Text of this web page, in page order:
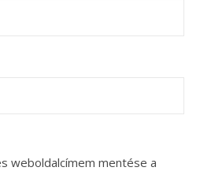
weboldalcímem mentése a